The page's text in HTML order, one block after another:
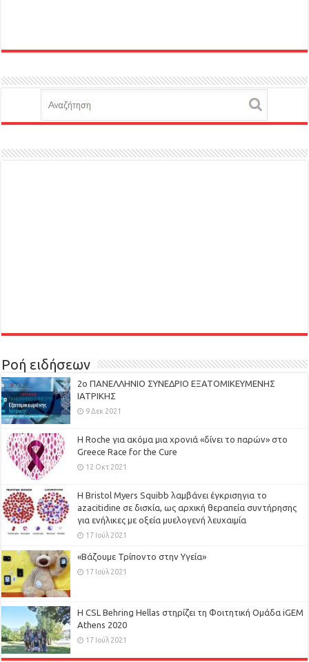
Ροή ειδήσεων
2ο ΠΑΝΕΛΛΗΝΙΟ ΣΥΝΕΔΡΙΟ ΕΞΑΤΟΜΙΚΕΥΜΕΝΗΣ
ΙΑΤΡΙΚΗΣ
9 Δεκ 2021
H Roche για ακόμα μια χρονιά «δίνει το παρών» στο
Greece Race for the Cure
12 Οκτ 2021
Η Bristol Myers Squibb λαμβάνει έγκρισηγια το
azacitidine σε δισκία, ως αρχική θεραπεία συντήρησης
για ενήλικες με οξεία μυελογενή λευχαιμία
17 Ιούλ 2021
«Βάζουμε Τρίποντο στην Υγεία»
17 Ιούλ 2021
H CSL Behring Hellas στηρίζει τη Φοιτητική Ομάδα iGEM
Athens 2020
17 Ιούλ 2021